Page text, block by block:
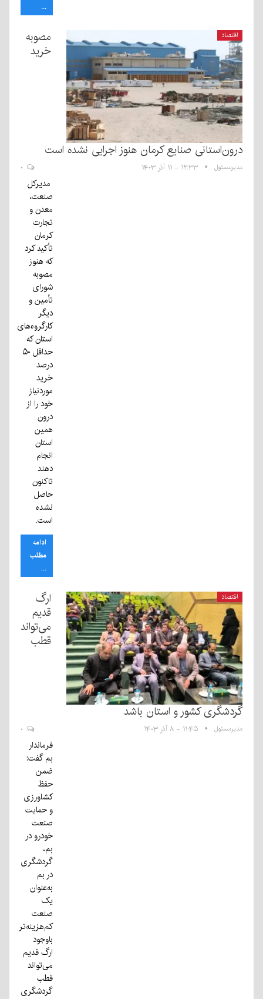
...
اقتصاد
مصوبه
خرید
درون‌استانی صنایع کرمان هنوز اجرایی نشده است
مدیرمسئول ۱۲:۳۳ - ۱۱ آذر ۱۴۰۳
مدیرکل
صنعت،
معدن و
تجارت
کرمان
تأکید کرد
که هنوز
مصوبه
شورای
تأمین و
دیگر
کارگروه‌های
استان که
حداقل ۵۰
درصد
خرید
موردنیاز
خود را از
درون
همین
استان
انجام
دهند
تاکنون
حاصل
نشده
است.
ادامه
مطلب
...
اقتصاد
ارگ
قدیم
می‌تواند
قطب
گردشگری کشور و استان باشد
مدیرمسئول ۱۱:۴۵ - ۸ آذر ۱۴۰۳
فرماندار
بم گفت:
ضمن
حفظ
کشاورزی
و حمایت
صنعت
خودرو در
بم،
گردشگری
در بم
به‌عنوان
یک
صنعت
کم‌هزینه‌تر
باوجود
ارگ قدیم
می‌تواند
قطب
گردشگری